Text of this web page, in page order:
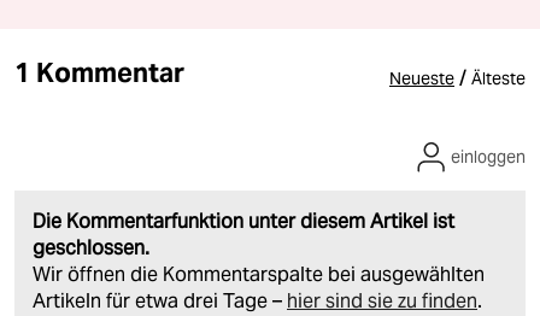
1 Kommentar Neueste / Älteste
Die Kommentarfunktion unter diesem Artikel ist
geschlossen.
Wir öffnen die Kommentarspalte bei ausgewählten
Artikeln für etwa drei Tage – hier sind sie zu finden.
einloggen